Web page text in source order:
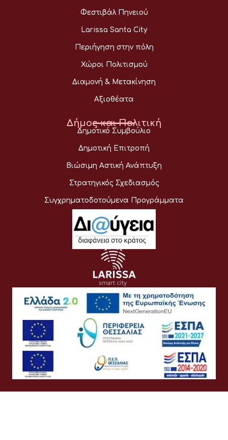
Φεστιβάλ Πηνειού
Larissa Santa City
Περιήγηση στην πόλη
Χώροι Πολιτισμού
Διαμονή & Μετακίνηση
Αξιοθέατα
Δήμος και Πολιτική
Δημοτικό Συμβούλιο
Δημοτική Επιτροπή
Βιώσιμη Αστική Ανάπτυξη
Στρατηγικός Σχεδιασμός
Συγχρηματοδοτούμενα Προγράμματα